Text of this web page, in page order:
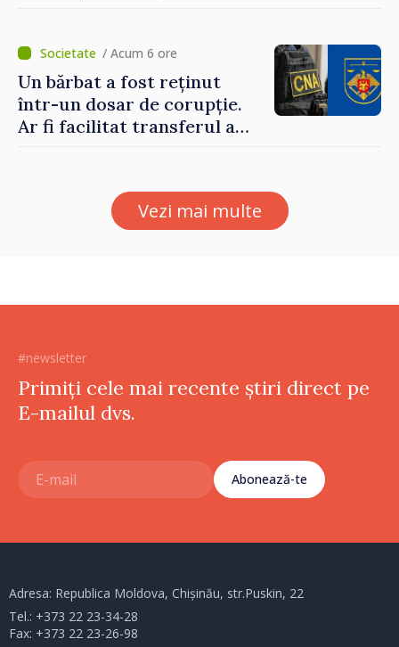
Petra Lärke/ Acum 6 ore
Un bărbat a fost reținut
într-un dosar de corupție.
Ar fi facilitat transferul a
Vezi mai multe
#newsletter
Primiți cele mai recente știri direct pe
E-mailul dvs.
Abonează-te
Adresa: Republica Moldova, Chișinău, str.Puskin, 22
Tel.: +373 22 23-34-28
Fax: +373 22 23-26-98